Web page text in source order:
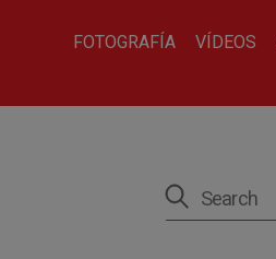
FOTOGRAFÍA VÍDEOS